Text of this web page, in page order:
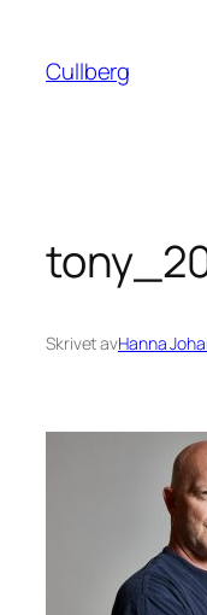
innehåll
Cullberg
Skrivet avHanna